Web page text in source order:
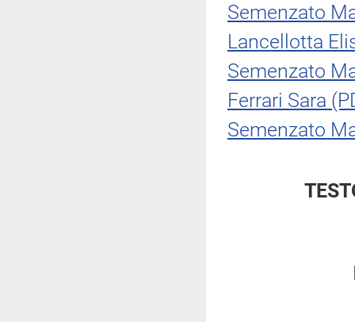
Semenzato
Lancellotta
Semenzato
Ferrari Sara
Semenzato